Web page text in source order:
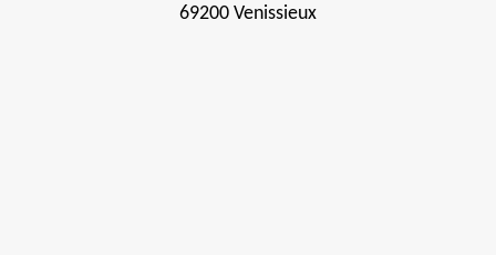
69200 Venissieux